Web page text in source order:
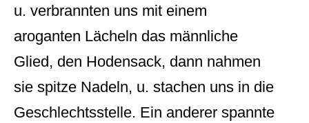
u. verbrannten uns mit einem
aroganten Lächeln das männliche
Glied, den Hodensack, dann nahmen
sie spitze Nadeln, u. stachen uns in die
Geschlechtsstelle. Ein anderer spannte